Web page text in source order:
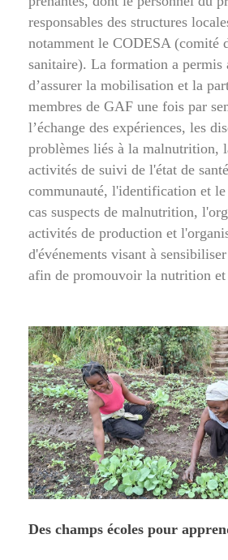
responsables des structures
notamment le CODESA (comité
sanitaire). La formation a permis
d’assurer la mobilisation et la
membres de GAF une fois par
l’échange des expériences, les
problèmes liés à la malnutrition,
activités de suivi de l'état de
communauté, l'identification et le
cas suspects de malnutrition,
activités de production et
d'événements visant à
afin de promouvoir la nutrition et
Des champs écoles pour